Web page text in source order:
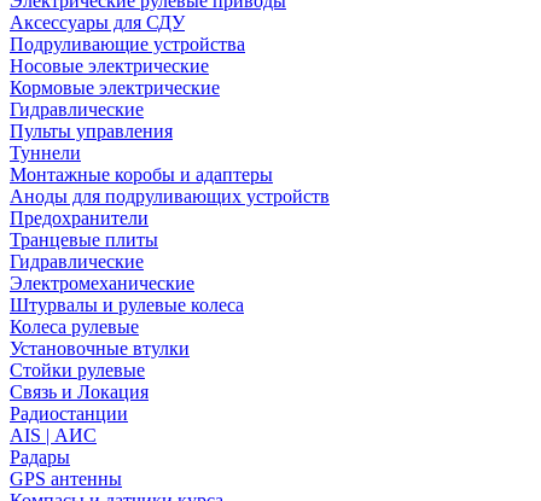
Аксессуары для СДУ
Подруливающие устройства
Носовые электрические
Кормовые электрические
Гидравлические
Пульты управления
Туннели
Монтажные коробы и адаптеры
Аноды для подруливающих устройств
Предохранители
Транцевые плиты
Гидравлические
Электромеханические
Штурвалы и рулевые колеса
Колеса рулевые
Установочные втулки
Стойки рулевые
Связь и Локация
Радиостанции
AIS | АИС
Радары
GPS антенны